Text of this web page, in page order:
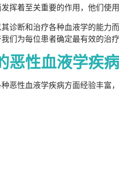
挥着至关重要的作用，他们使
诊断和治疗各种血液学的能力
们为每位患者确定最有效的治疗
恶性血液学疾
恶性血液学疾病方面经验丰富